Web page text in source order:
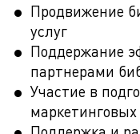
Продвижение
услуг
Поддержание
партнерами
Участие в